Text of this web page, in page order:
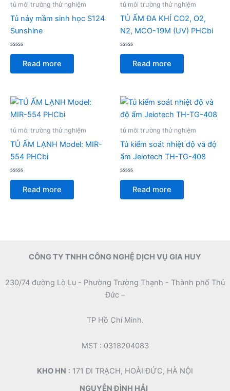
tủ môi trường thử nghiệm
Tủ nảy mầm sinh học S124
Sunshine
Rated
of
Read more
tủ môi trường thử nghiệm
TỦ ẤM ĐA KHÍ CO2, O2,
N2, MCO-19M (UV) PHCbi
Rated
of
Read more
tủ môi trường thử nghiệm
TỦ ẤM LẠNH Model: MIR-
554 PHCbi
Rated
of
Read more
tủ môi trường thử nghiệm
Tủ kiểm soát nhiệt độ và độ
ẩm Jeiotech TH-TG-408
Rated
of
Read more
CÔNG TY TNHH CÔNG NGHỆ DỊCH VỤ GIA HUY
230/74 đường Lò Lu - Phường Trường Thạnh - Thành phố Thủ
Đức –
TP Hồ Chí Minh.
MST : 0318204083
KHO HN : 171 DI TRẠCH, HOÀI ĐỨC, HÀ NỘI
NGUYỄN ĐÌNH HẢI